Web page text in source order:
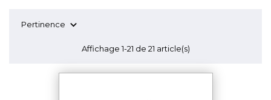
Pertinence 
Affichage 1-21 de 21 article(s)